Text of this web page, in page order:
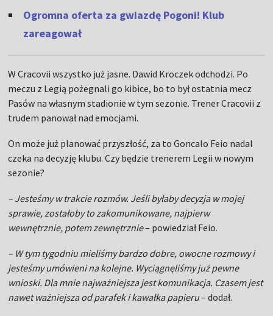
Ogromna oferta za gwiazdę Pogoni! Klub
zareagował
W Cracovii wszystko już jasne. Dawid Kroczek odchodzi. Po
meczu z Legią pożegnali go kibice, bo to był ostatnia mecz
Pasów na własnym stadionie w tym sezonie. Trener Cracovii z
trudem panował nad emocjami.
On może już planować przyszłość, za to Goncalo Feio nadal
czeka na decyzję klubu. Czy będzie trenerem Legii w nowym
sezonie?
– Jesteśmy w trakcie rozmów. Jeśli byłaby decyzja w mojej
sprawie, zostałoby to zakomunikowane, najpierw
wewnętrznie, potem zewnętrznie– powiedział Feio.
– W tym tygodniu mieliśmy bardzo dobre, owocne rozmowy i
jesteśmy umówieni na kolejne. Wyciągnęliśmy już pewne
wnioski. Dla mnie najważniejsza jest komunikacja. Czasem jest
nawet ważniejsza od parafek i kawałka papieru– dodał.